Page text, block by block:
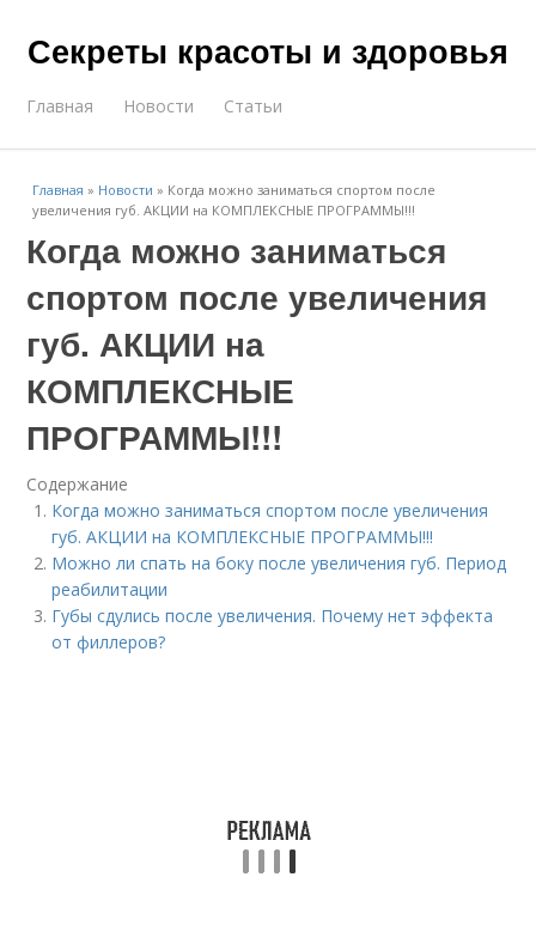
Секреты красоты и здоровья
Главная Новости Статьи
Главная » Новости » Когда можно заниматься спортом после
увеличения губ. АКЦИИ на КОМПЛЕКСНЫЕ ПРОГРАММЫ!!!
Когда можно заниматься
спортом после увеличения
губ. АКЦИИ на
КОМПЛЕКСНЫЕ
ПРОГРАММЫ!!!
Содержание
Когда можно заниматься спортом после увеличения
губ. АКЦИИ на КОМПЛЕКСНЫЕ ПРОГРАММЫ!!!
Можно ли спать на боку после увеличения губ. Период
реабилитации
Губы сдулись после увеличения. Почему нет эффекта
от филлеров?